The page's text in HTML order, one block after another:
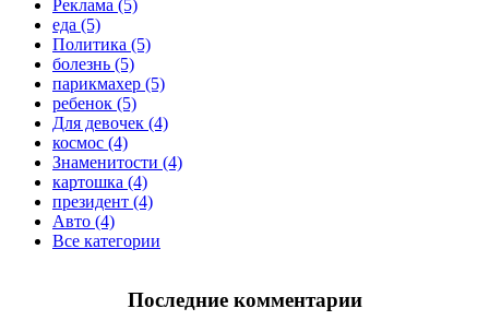
Реклама (5)
еда (5)
Политика (5)
болезнь (5)
парикмахер (5)
ребенок (5)
Для девочек (4)
космос (4)
Знаменитости (4)
картошка (4)
президент (4)
Авто (4)
Все категории
Последние комментарии